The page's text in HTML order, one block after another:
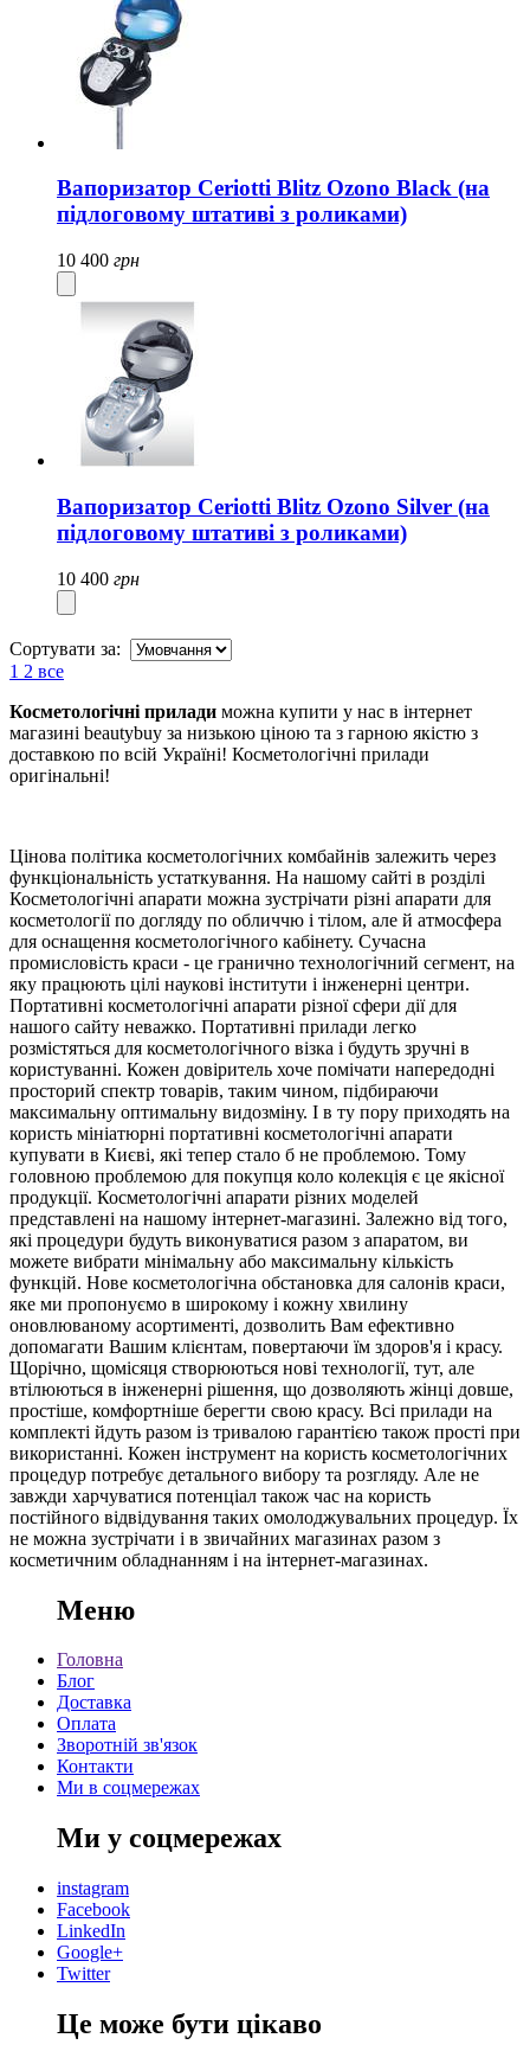
Вапоризатор Ceriotti Blitz Ozono Black (на
підлоговому штативі з роликами)
10 400 грн
Вапоризатор Ceriotti Blitz Ozono Silver (на
підлоговому штативі з роликами)
10 400 грн
Сортувати за:
1 2 все
Косметологічні прилади можна купити у нас в інтернет
магазині beautybuy за низькою ціною та з гарною якістю з
доставкою по всій Україні! Косметологічні прилади
оригінальні!
Цінова політика косметологічних комбайнів залежить через
функціональність устаткування. На нашому сайті в розділі
Косметологічні апарати можна зустрічати різні апарати для
косметології по догляду по обличчю і тілом, але й атмосфера
для оснащення косметологічного кабінету. Сучасна
промисловість краси - це гранично технологічний сегмент, на
яку працюють цілі наукові інститути і інженерні центри.
Портативні косметологічні апарати різної сфери дії для
нашого сайту неважко. Портативні прилади легко
розмістяться для косметологічного візка і будуть зручні в
користуванні. Кожен довіритель хоче помічати напередодні
просторий спектр товарів, таким чином, підбираючи
максимальну оптимальну видозміну. І в ту пору приходять на
користь мініатюрні портативні косметологічні апарати
купувати в Києві, які тепер стало б не проблемою. Тому
головною проблемою для покупця коло колекція є це якісної
продукції. Косметологічні апарати різних моделей
представлені на нашому інтернет-магазині. Залежно від того,
які процедури будуть виконуватися разом з апаратом, ви
можете вибрати мінімальну або максимальну кількість
функцій. Нове косметологічна обстановка для салонів краси,
яке ми пропонуємо в широкому і кожну хвилину
оновлюваному асортименті, дозволить Вам ефективно
допомагати Вашим клієнтам, повертаючи їм здоров'я і красу.
Щорічно, щомісяця створюються нові технології, тут, але
втілюються в інженерні рішення, що дозволяють жінці довше,
простіше, комфортніше берегти свою красу. Всі прилади на
комплекті йдуть разом із тривалою гарантією також прості при
використанні. Кожен інструмент на користь косметологічних
процедур потребує детального вибору та розгляду. Але не
завжди харчуватися потенціал також час на користь
постійного відвідування таких омолоджувальних процедур. Їх
не можна зустрічати і в звичайних магазинах разом з
косметичним обладнанням і на інтернет-магазинах.
Меню
Головна
Блог
Доставка
Оплата
Зворотній зв'язок
Контакти
Ми в соцмережах
Ми у соцмережах
instagram
Facebook
LinkedIn
Google+
Twitter
Це може бути цікаво